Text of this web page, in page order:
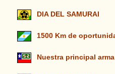
DIA DEL SAMURAI
1500 Km de
Nuestra principal arma